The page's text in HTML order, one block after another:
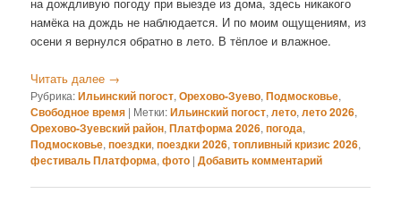
намёка на дождь не наблюдается. И по моим ощущениям, из
осени я вернулся обратно в лето. В тёплое и влажное.
Читать далее →
Рубрика:Ильинский погост,Орехово-Зуево,Подмосковье,
Свободное время | Метки:Ильинский погост,лето,лето 2026,
Орехово-Зуевский район,Платформа 2026,погода,
Подмосковье,поездки,поездки 2026,топливный кризис 2026,
фестиваль Платформа,фото |Добавить комментарий